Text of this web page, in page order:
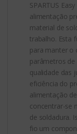
SPARTUS
alimentação
material de
trabalho. Esta
para manter o
parâmetros
qualidade das
eficiência do
alimentação
concentrar-se
de soldadura.
fio um